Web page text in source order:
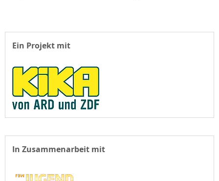
Ein Projekt mit
In Zusammenarbeit mit